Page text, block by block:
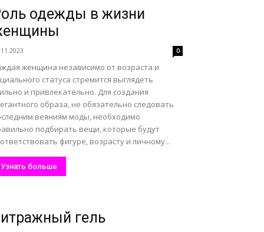
одежды в жизни
0
женщина независимо от возраста и
статуса стремится выглядеть
и привлекательно. Для создания
образа, не обязательно следовать
веяниям моды, необходимо
подбирать вещи, которые будут
фигуре, возрасту и личному...
Узнать больше
гель